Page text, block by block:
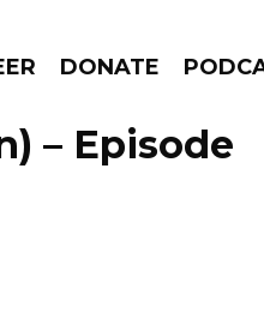
DONATE
GO!
– Episode